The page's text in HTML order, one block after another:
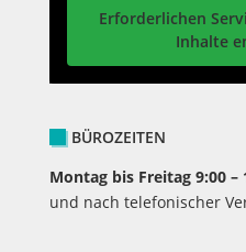
Erforderlichen
Inhalte
BÜROZEITEN
Montag bis Freitag 9:00 –
und nach telefonischer